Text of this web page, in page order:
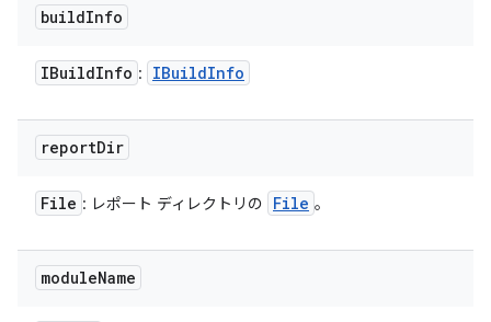
buildInfo
IBuildInfo : IBuildInfo
reportDir
File : レポート ディレクトリの File 。
moduleName